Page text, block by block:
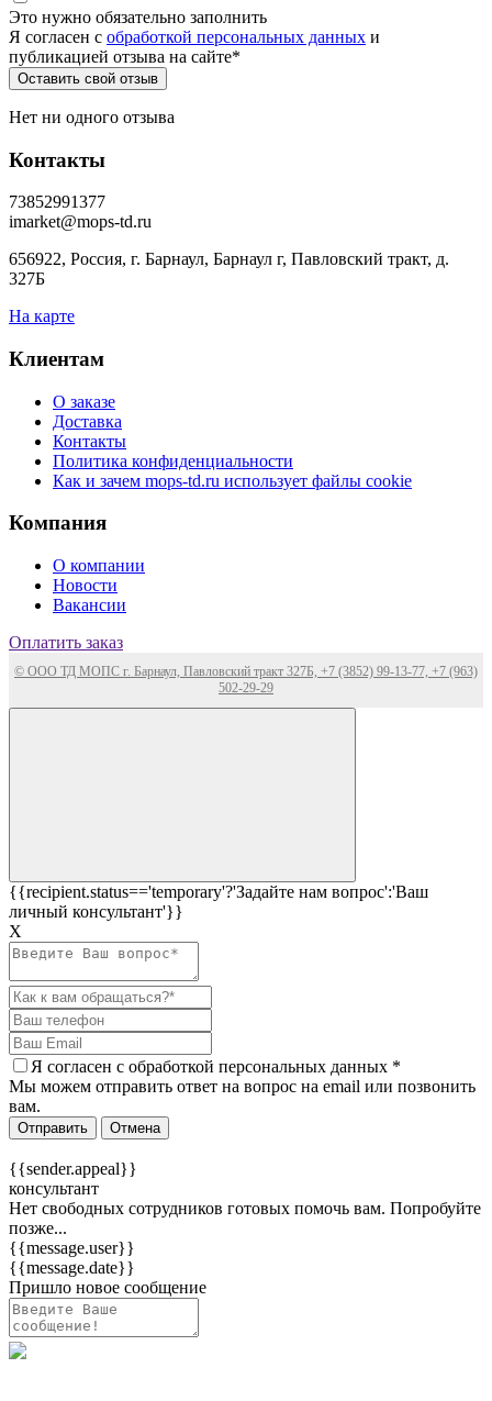
Это нужно обязательно заполнить
Я согласен c обработкой персональных данных и
публикацией отзыва на сайте*
Нет ни одного отзыва
Контакты
73852991377
imarket@mops-td.ru
656922, Россия, г. Барнаул, Барнаул г, Павловский тракт, д.
327Б
На карте
Клиентам
О заказе
Доставка
Контакты
Политика конфиденциальности
Как и зачем mops-td.ru использует файлы cookie
Компания
О компании
Новости
Вакансии
Оплатить заказ
© ООО ТД МОПС г. Барнаул, Павловский тракт 327Б, +7 (3852) 99-13-77, +7 (963)
502-29-29
{{recipient.status=='temporary'?'Задайте нам вопрос':'Ваш
личный консультант'}}
Х
Я согласен c обработкой персональных данных *
Мы можем отправить ответ на вопрос на email или позвонить
вам.
Отправить Отмена
{{sender.appeal}}
консультант
Нет свободных сотрудников готовых помочь вам. Попробуйте
позже...
{{message.user}}
{{message.date}}
Пришло новое сообщение